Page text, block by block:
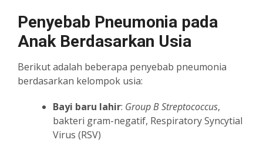
Penyebab Pneumonia pada
Anak Berdasarkan Usia
Berikut adalah beberapa penyebab pneumonia
berdasarkan kelompok usia:
Bayi baru lahir: Group B Streptococcus,
bakteri gram-negatif, Respiratory Syncytial
Virus (RSV)